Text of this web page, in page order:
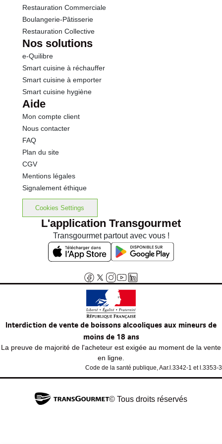
Restauration Commerciale
Boulangerie-Pâtisserie
Restauration Collective
Nos solutions
e-Quilibre
Smart cuisine à réchauffer
Smart cuisine à emporter
Smart cuisine hygiène
Aide
Mon compte client
Nous contacter
FAQ
Plan du site
CGV
Mentions légales
Signalement éthique
Cookies Settings
L'application Transgourmet
Transgourmet partout avec vous !
Interdiction de vente de boissons alcooliques aux mineurs de
moins de 18 ans
La preuve de majorité de l'acheteur est exigée au moment de la vente
en ligne.
Code de la santé publique, Aar.l.3342-1 et l.3353-3
© Tous droits réservés